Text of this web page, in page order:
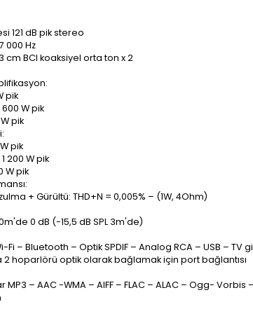
121 dB pik stereo
000 Hz
cm BCI koaksiyel orta ton x 2
pik
W pik
pik
pik
200 W pik
W pik
+ Gürültü: THD+N = 0,005% – (1W, 4Ohm)
0 dB (-15,5 dB SPL 3m'de)
Fi – Bluetooth – Optik SPDIF – Analog RCA – USB – TV
2 hoparlörü optik olarak bağlamak için port bağlantısı
– AAC -WMA – AIFF – FLAC – ALAC – Ogg- Vorbis